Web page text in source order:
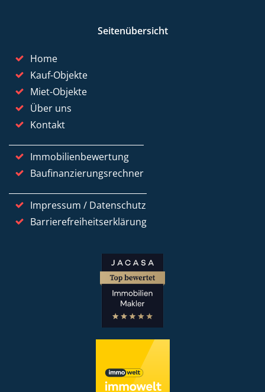
Seitenübersicht
Home
Kauf-Objekte
Miet-Objekte
Über uns
Kontakt
Immobilienbewertung
Baufinanzierungsrechner
Impressum / Datenschutz
Barrierefreiheitserklärung